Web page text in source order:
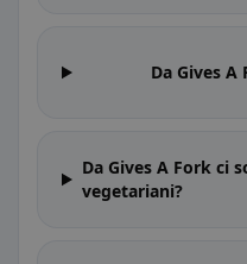
Da Gives A
Da Gives A Fork ci
vegetariani?